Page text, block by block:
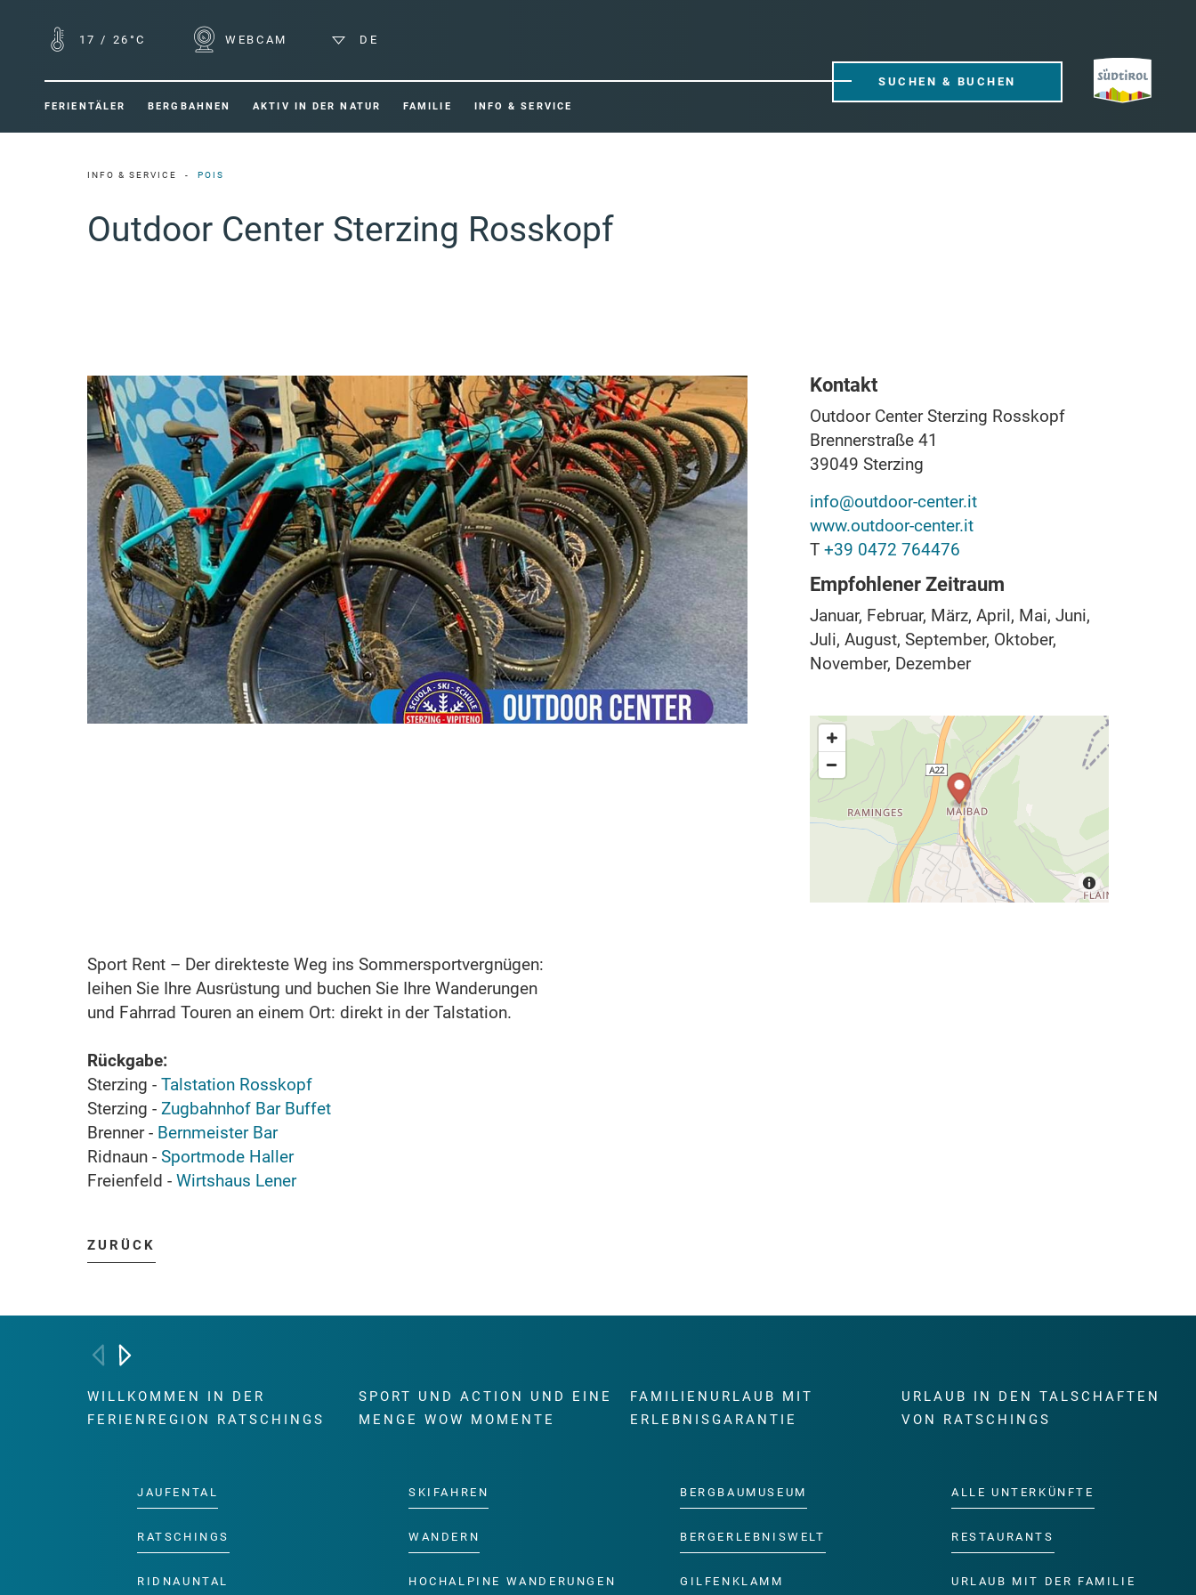
17 / 26°C WEBCAM DE
FERIENTÄLER BERGBAHNEN AKTIV IN DER NATUR FAMILIE INFO & SERVICE
SUCHEN & BUCHEN
INFO & SERVICE POIS
Outdoor Center Sterzing Rosskopf
Kontakt
Outdoor Center Sterzing Rosskopf
Brennerstraße 41
39049 Sterzing
info@outdoor-center.it
www.outdoor-center.it
T +39 0472 764476
Empfohlener Zeitraum
Januar, Februar, März, April, Mai, Juni,
Juli, August, September, Oktober,
November, Dezember
Sport Rent – Der direkteste Weg ins Sommersportvergnügen:
leihen Sie Ihre Ausrüstung und buchen Sie Ihre Wanderungen
und Fahrrad Touren an einem Ort: direkt in der Talstation.
Rückgabe:
Sterzing - Talstation Rosskopf
Sterzing - Zugbahnhof Bar Buffet
Brenner - Bernmeister Bar
Ridnaun - Sportmode Haller
Freienfeld - Wirtshaus Lener
ZURÜCK
WILLKOMMEN IN DER
FERIENREGION RATSCHINGS
JAUFENTAL
RATSCHINGS
RIDNAUNTAL
SPORT UND ACTION UND EINE
MENGE WOW MOMENTE
SKIFAHREN
WANDERN
HOCHALPINE WANDERUNGEN
FAMILIENURLAUB MIT
ERLEBNISGARANTIE
BERGBAUMUSEUM
BERGERLEBNISWELT
GILFENKLAMM
URLAUB IN DEN TALSCHAFTEN
VON RATSCHINGS
ALLE UNTERKÜNFTE
RESTAURANTS
URLAUB MIT DER FAMILIE